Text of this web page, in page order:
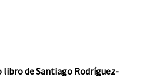
libro de Santiago Rodríguez-